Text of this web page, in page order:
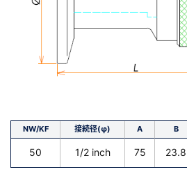
NW/KF 接続径(φ) A B
50 1/2 inch 75 23.8